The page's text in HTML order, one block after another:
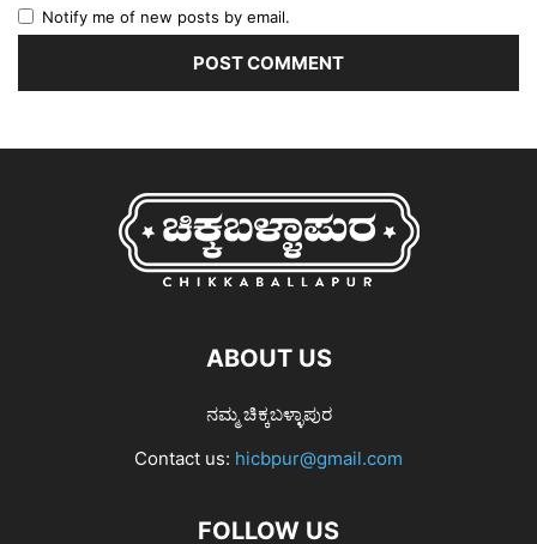
Notify me of new posts by email.
ABOUT US
ನಮ್ಮ ಚಿಕ್ಕಬಳ್ಳಾಪುರ
Contact us: hicbpur@gmail.com
FOLLOW US